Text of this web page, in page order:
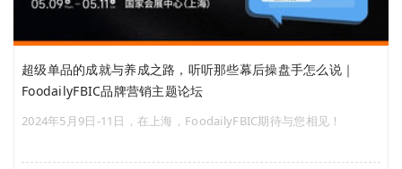
超级单品的成就与养成之路，听听那些幕后操盘手怎么说｜
FoodailyFBIC品牌营销主题论坛
2024年5月9日-11日，在上海，FoodailyFBIC期待与您相见！